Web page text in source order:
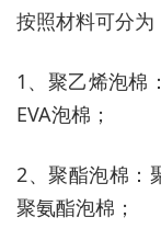
按照材料可分为
1、聚乙烯泡棉
EVA泡棉；
2、聚酯泡棉：
聚氨酯泡棉；